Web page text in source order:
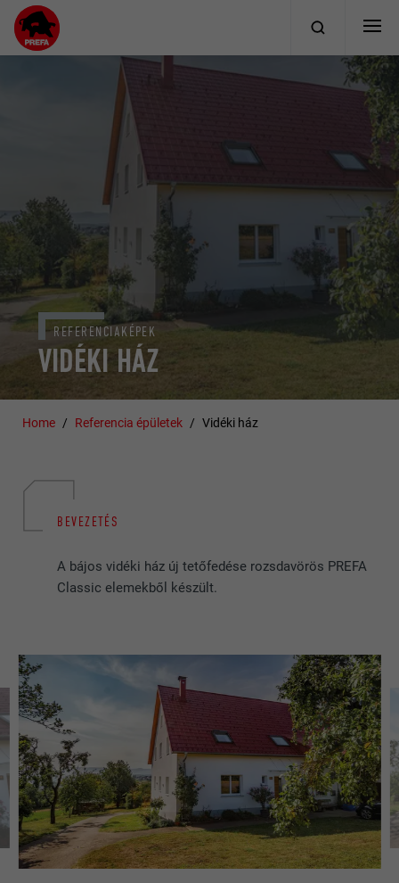
VIDÉKI HÁZ
REFERENCIAKÉPEK
Home Referencia épületek Vidéki ház
BEVEZETÉS
A bájos vidéki ház új tetőfedése rozsdavörös PREFA
Classic elemekből készült.